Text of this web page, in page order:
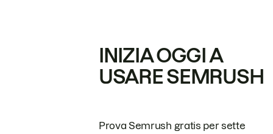
INIZIA OGGI A
USARE SEMRUSH
Prova Semrush gratis per sette